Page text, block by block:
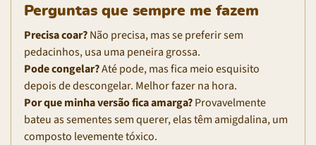
Perguntas que sempre me fazem
Precisa coar?Não precisa, mas se preferir sem
pedacinhos, usa uma peneira grossa.
Pode congelar?Até pode, mas fica meio esquisito
depois de descongelar. Melhor fazer na hora.
Por que minha versão fica amarga?Provavelmente
bateu as sementes sem querer, elas têm amigdalina, um
composto levemente tóxico.